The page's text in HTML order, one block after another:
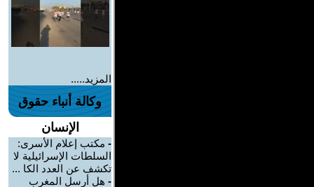
المزيد.....
وكالة أنباء حقوق
الإنسان
- مكتب إعلام الأسرى:
السلطات الإسرائيلية لا
تكشف عن العدد الكا ...
- هل أرسل المغرب